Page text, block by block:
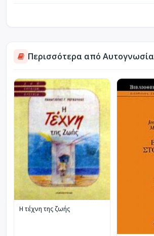
Περισσότερα από Αυτογνωσία
Η τέχνη της ζωής